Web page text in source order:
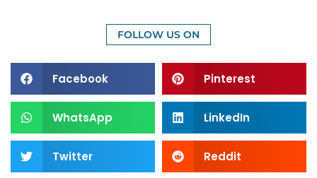
FOLLOW US ON
Facebook Pinterest
WhatsApp LinkedIn
Twitter Reddit